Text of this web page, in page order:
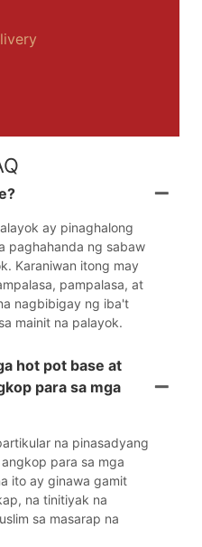
ay pinaghalong
paghahanda ng sabaw
Karaniwan itong may
pampalasa, at
nagbibigay ng iba't
mainit na palayok.
hot pot base at
para sa mga
na pinasadyang
para sa mga
ito ay ginawa gamit
na tinitiyak na
sa masarap na